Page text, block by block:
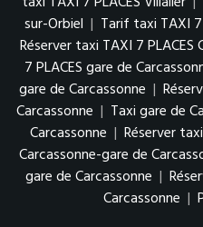
sur-Orbiel | Tarif taxi TAXI 7
Réserver taxi TAXI 7 PLACES
7 PLACES gare de
gare de Carcassonne |
Carcassonne | Taxi gare de
Carcassonne | Réserver
Carcassonne-gare de
gare de Carcassonne |
Carcassonne |